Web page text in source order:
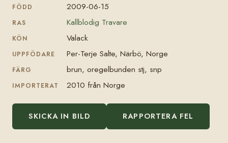
FÖDD 2009-06-15
RAS Kallblodig Travare
KÖN Valack
UPPFÖDARE Per-Terje Salte, Närbö, Norge
FÄRG brun, oregelbunden stj, snp
IMPORTERAT 2010 från Norge
SKICKA IN BILD RAPPORTERA FEL